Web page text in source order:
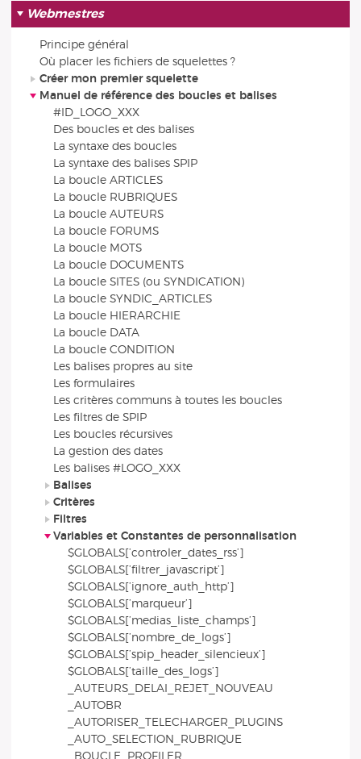
Webmestres
Principe général
Où placer les fichiers de squelettes ?
Créer mon premier squelette
Manuel de référence des boucles et balises
#ID_LOGO_XXX
Des boucles et des balises
La syntaxe des boucles
La syntaxe des balises SPIP
La boucle ARTICLES
La boucle RUBRIQUES
La boucle AUTEURS
La boucle FORUMS
La boucle MOTS
La boucle DOCUMENTS
La boucle SITES (ou SYNDICATION)
La boucle SYNDIC_ARTICLES
La boucle HIERARCHIE
La boucle DATA
La boucle CONDITION
Les balises propres au site
Les formulaires
Les critères communs à toutes les boucles
Les filtres de SPIP
Les boucles récursives
La gestion des dates
Les balises #LOGO_XXX
Balises
Critères
Filtres
Variables et Constantes de personnalisation
$GLOBALS[’controler_dates_rss’]
$GLOBALS[’filtrer_javascript’]
$GLOBALS[’ignore_auth_http’]
$GLOBALS[’marqueur’]
$GLOBALS[’medias_liste_champs’]
$GLOBALS[’nombre_de_logs’]
$GLOBALS[’spip_header_silencieux’]
$GLOBALS[’taille_des_logs’]
_AUTEURS_DELAI_REJET_NOUVEAU
_AUTOBR
_AUTORISER_TELECHARGER_PLUGINS
_AUTO_SELECTION_RUBRIQUE
_BOUCLE_PROFILER